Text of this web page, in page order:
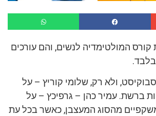
קורס המולטימדיה לנשים, והם עורכים
ולא רק, שלומי קוריץ – על
ברשת. עמיר כהן – גרפיכץ – על
מהסוג המעצבן, כאשר בכל עת